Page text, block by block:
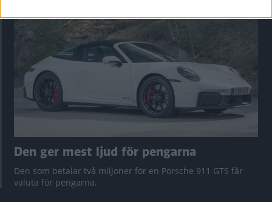
Den ger mest ljud för pengarna
Den som betalar två miljoner för en Porsche 911 GTS får
valuta för pengarna.